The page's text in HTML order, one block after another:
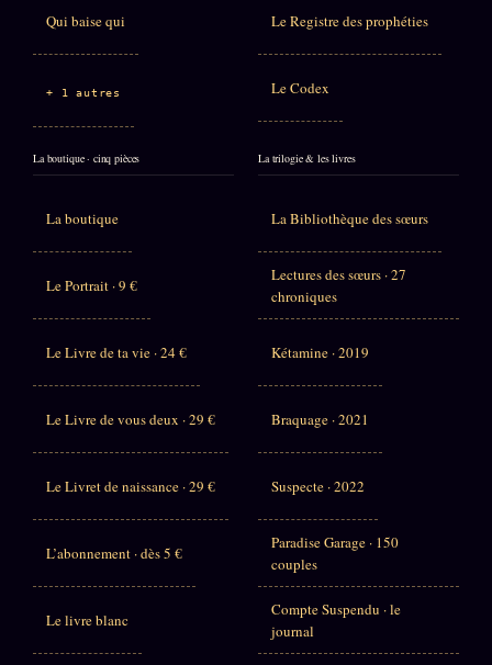
Qui baise qui
+ 1 autres
Le Registre des prophéties
Le Codex
La boutique · cinq pièces
La boutique
Le Portrait · 9 €
Le Livre de ta vie · 24 €
Le Livre de vous deux · 29 €
Le Livret de naissance · 29 €
L’abonnement · dès 5 €
Le livre blanc
La trilogie & les livres
La Bibliothèque des sœurs
Lectures des sœurs · 27
chroniques
Kétamine · 2019
Braquage · 2021
Suspecte · 2022
Paradise Garage · 150
couples
Compte Suspendu · le
journal